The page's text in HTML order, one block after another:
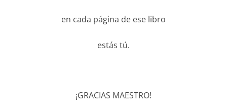
en cada página de ese libro
estás tú.
¡GRACIAS MAESTRO!